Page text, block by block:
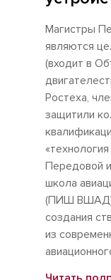
Магистры
являются
(входит в
Ростеха,
защитили
Передовой
школа
(ПИШ ВШАД)
создания
из